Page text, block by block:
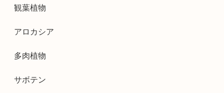
観葉植物
アロカシア
多肉植物
サボテン